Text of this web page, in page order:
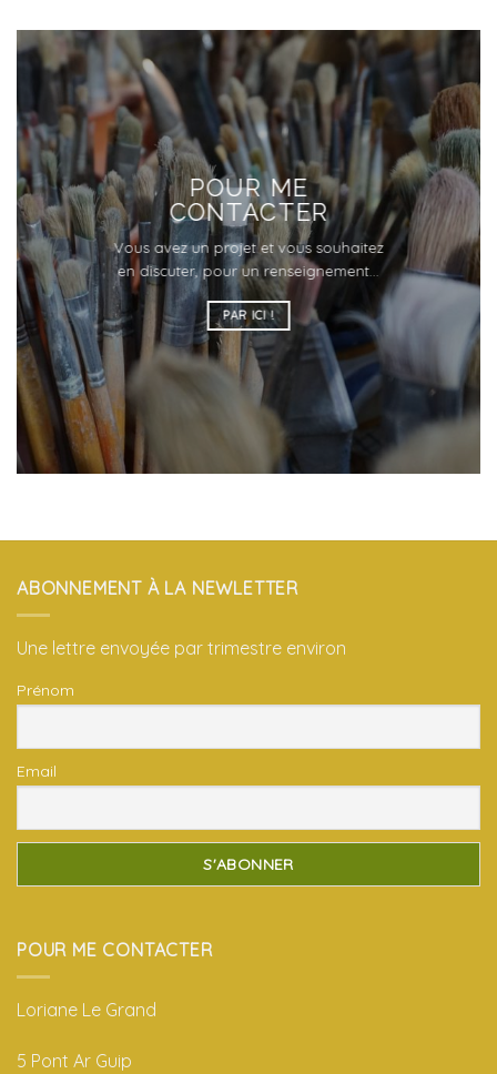
POUR ME
CONTACTER
Vous avez un projet et vous souhaitez
en discuter, pour un renseignement…
PAR ICI !
ABONNEMENT À LA NEWLETTER
Une lettre envoyée par trimestre environ
Prénom
Email
POUR ME CONTACTER
Loriane Le Grand
5 Pont Ar Guip